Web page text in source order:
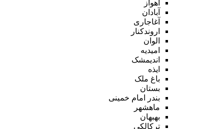
اهواز
آبادان
آغاجاری
اروندکنار
الوان
امیدیه
اندیمشک
ایذه
باغ ملک
بستان
بندر امام خمینی
ماهشهر
بهبهان
ترکالکی